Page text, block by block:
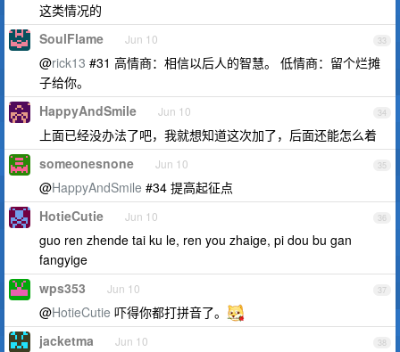
这类情况的
33
SoulFlame Jun 10
@rick13 #31 高情商：相信以后人的智慧。 低情商：留个烂摊
子给你。
34
HappyAndSmile Jun 10
上面已经没办法了吧，我就想知道这次加了，后面还能怎么着
35
someonesnone Jun 10
@HappyAndSmile #34 提高起征点
36
HotieCutie Jun 10
guo ren zhende tai ku le, ren you zhaige, pi dou bu gan
fangyige
37
wps353 Jun 10
@HotieCutie 吓得你都打拼音了。
38
jacketma Jun 10